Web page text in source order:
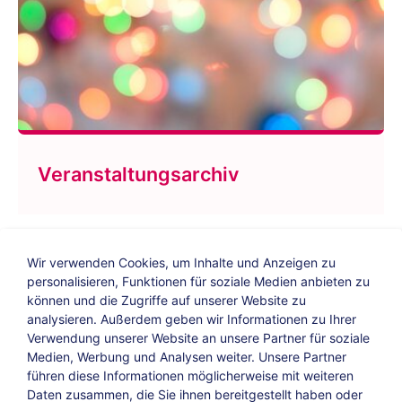
Veranstaltungsarchiv
Bildungs-Blog| Instagram| Facebook|
YouTube
Wir verwenden Cookies, um Inhalte und Anzeigen zu
personalisieren, Funktionen für soziale Medien anbieten zu
können und die Zugriffe auf unserer Website zu
analysieren. Außerdem geben wir Informationen zu Ihrer
Verwendung unserer Website an unsere Partner für soziale
Medien, Werbung und Analysen weiter. Unsere Partner
führen diese Informationen möglicherweise mit weiteren
Daten zusammen, die Sie ihnen bereitgestellt haben oder